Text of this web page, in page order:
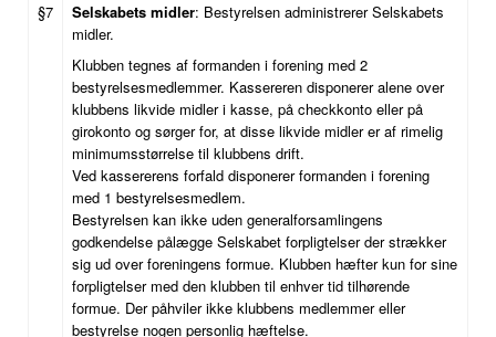
§7 Selskabets midler: Bestyrelsen administrerer Selskabets
midler.
Klubben tegnes af formanden i forening med 2
bestyrelsesmedlemmer. Kassereren disponerer alene over
klubbens likvide midler i kasse, på checkkonto eller på
girokonto og sørger for, at disse likvide midler er af rimelig
minimumsstørrelse til klubbens drift.
Ved kassererens forfald disponerer formanden i forening
med 1 bestyrelsesmedlem.
Bestyrelsen kan ikke uden generalforsamlingens
godkendelse pålægge Selskabet forpligtelser der strækker
sig ud over foreningens formue. Klubben hæfter kun for sine
forpligtelser med den klubben til enhver tid tilhørende
formue. Der påhviler ikke klubbens medlemmer eller
bestyrelse nogen personlig hæftelse.